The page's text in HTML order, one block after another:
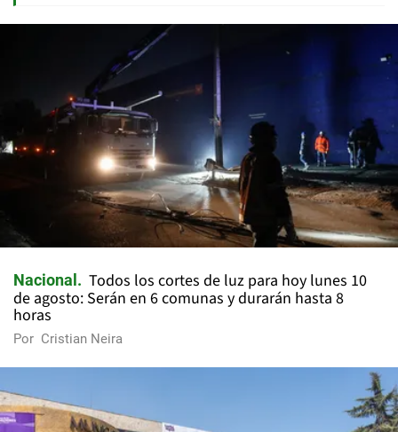
Nacional
Todos los cortes de luz para hoy lunes 10
de agosto: Serán en 6 comunas y durarán hasta 8
horas
Por Cristian Neira